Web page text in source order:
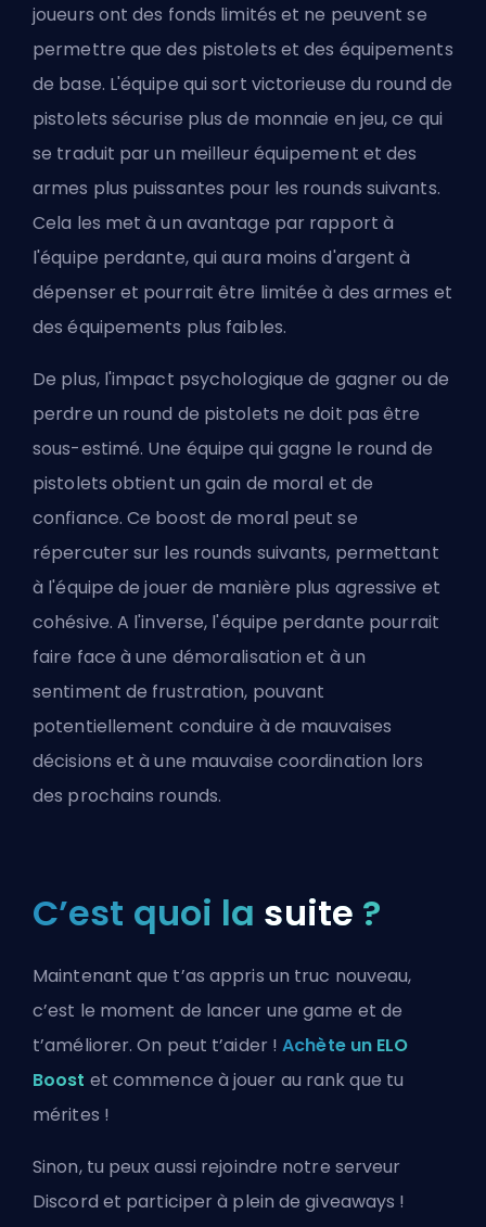
joueurs ont des fonds limités et ne peuvent se
permettre que des pistolets et des équipements
de base. L'équipe qui sort victorieuse du round de
pistolets sécurise plus de monnaie en jeu, ce qui
se traduit par un meilleur équipement et des
armes plus puissantes pour les rounds suivants.
Cela les met à un avantage par rapport à
l'équipe perdante, qui aura moins d'argent à
dépenser et pourrait être limitée à des armes et
des équipements plus faibles.
De plus, l'impact psychologique de gagner ou de
perdre un round de pistolets ne doit pas être
sous-estimé. Une équipe qui gagne le round de
pistolets obtient un gain de moral et de
confiance. Ce boost de moral peut se
répercuter sur les rounds suivants, permettant
à l'équipe de jouer de manière plus agressive et
cohésive. A l'inverse, l'équipe perdante pourrait
faire face à une démoralisation et à un
sentiment de frustration, pouvant
potentiellement conduire à de mauvaises
décisions et à une mauvaise coordination lors
des prochains rounds.
C’est quoi la suite ?
Maintenant que t’as appris un truc nouveau,
c’est le moment de lancer une game et de
t’améliorer. On peut t’aider !Achète un ELO
Boost et commence à jouer au rank que tu
mérites !
Sinon, tu peux aussi rejoindre notre serveur
Discord et participer à plein de giveaways !